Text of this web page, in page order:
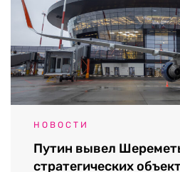
НОВОСТИ
Путин вывел
стратегических